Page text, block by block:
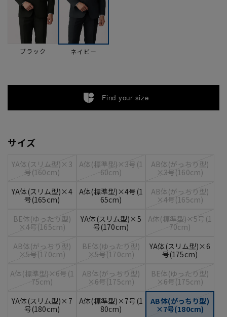
ブラック ネイビー
Find your size
サイズ
YA体(スリム型)×3
号(160cm)
A体(標準型)×3号(1
60cm)
AB体(がっちり型)
×3号(160cm)
YA体(スリム型)×4
号(165cm)
A体(標準型)×4号(1
65cm)
AB体(がっちり型)
×4号(165cm)
BE体(ゆったり型)
×4号(165cm)
YA体(スリム型)×5
号(170cm)
A体(標準型)×5号(1
70cm)
AB体(がっちり型)
×5号(170cm)
BE体(ゆったり型)
×5号(170cm)
YA体(スリム型)×6
号(175cm)
A体(標準型)×6号(1
75cm)
AB体(がっちり型)
×6号(175cm)
BE体(ゆったり型)
×6号(175cm)
YA体(スリム型)×7
号(180cm)
A体(標準型)×7号(1
80cm)
AB体(がっちり型)
×7号(180cm)